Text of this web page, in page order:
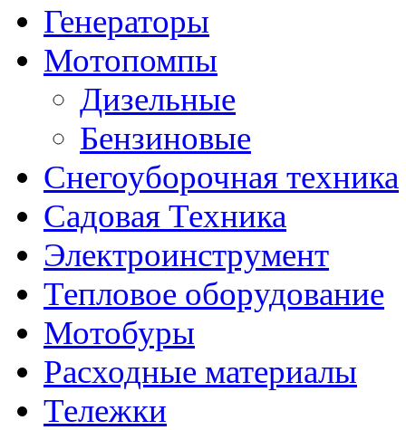
Генераторы
Мотопомпы
Дизельные
Бензиновые
Снегоуборочная техника
Садовая Техника
Электроинструмент
Тепловое оборудование
Мотобуры
Расходные материалы
Тележки